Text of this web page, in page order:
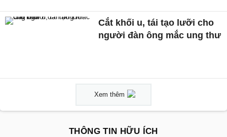
Cắt khối u, tái tạo lưỡi cho
người đàn ông mắc ung thư
Xem thêm
THÔNG TIN HỮU ÍCH